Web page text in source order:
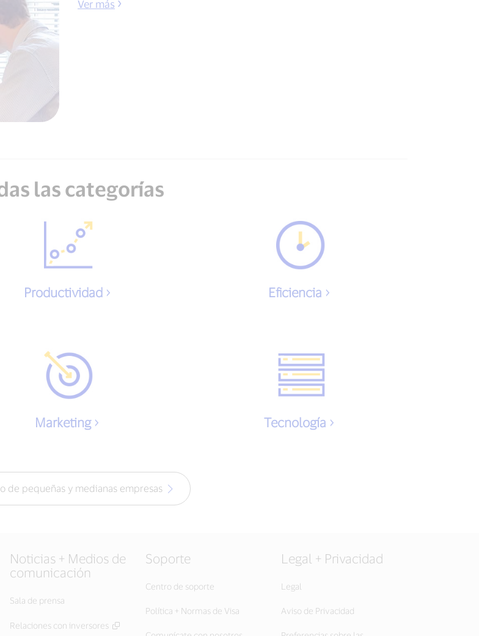
Ver más
las categorías
Productividad Eficiencia
Marketing Tecnología
de pequeñas y medianas empresas
Noticias + Medios de
comunicación
Sala de prensa
Relaciones con inversores
Soporte
Centro de soporte
Política + Normas de Visa
Legal + Privacidad
Legal
Aviso de Privacidad